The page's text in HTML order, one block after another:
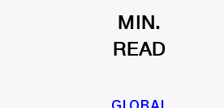
MIN.
READ